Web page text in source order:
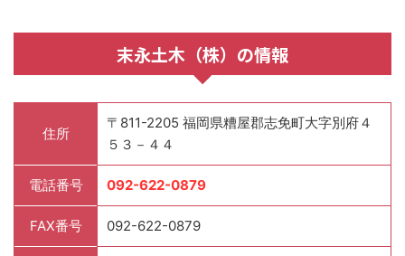
末永土木（株）の情報
住所
〒811-2205 福岡県糟屋郡志免町大字別府４
５３－４４
電話番号 092-622-0879
FAX番号 092-622-0879